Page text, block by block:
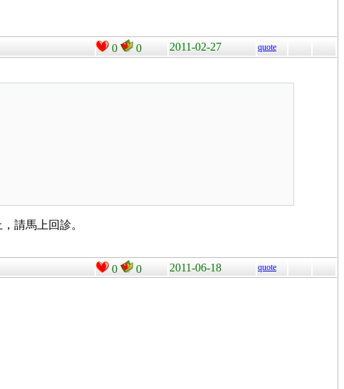
0 0 2011-02-27 quote
請馬上回診。
0 0 2011-06-18 quote